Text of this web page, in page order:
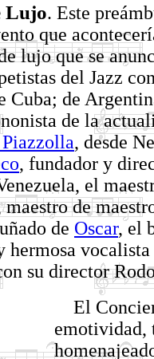
Lujo. Este
que
lujo que se
del Jazz
Cuba; de
de la
, desde
, fundador y
el
maestro de
de Oscar, el
hermosa vocalista
su director
El
emotividad,